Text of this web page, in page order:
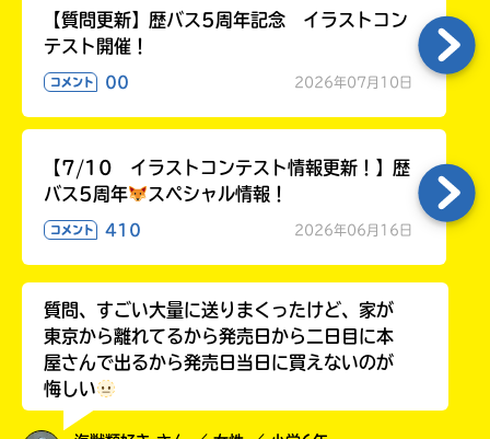
【質問更新】歴バス5周年記念 イラストコン
テスト開催！
コメント 00 2026年07月10日
【7/10 イラストコンテスト情報更新！】歴
バス5周年
スペシャル情報！
コメント 410 2026年06月16日
質問、すごい大量に送りまくったけど、家が
東京から離れてるから発売日から二日目に本
屋さんで出るから発売日当日に買えないのが
悔しい